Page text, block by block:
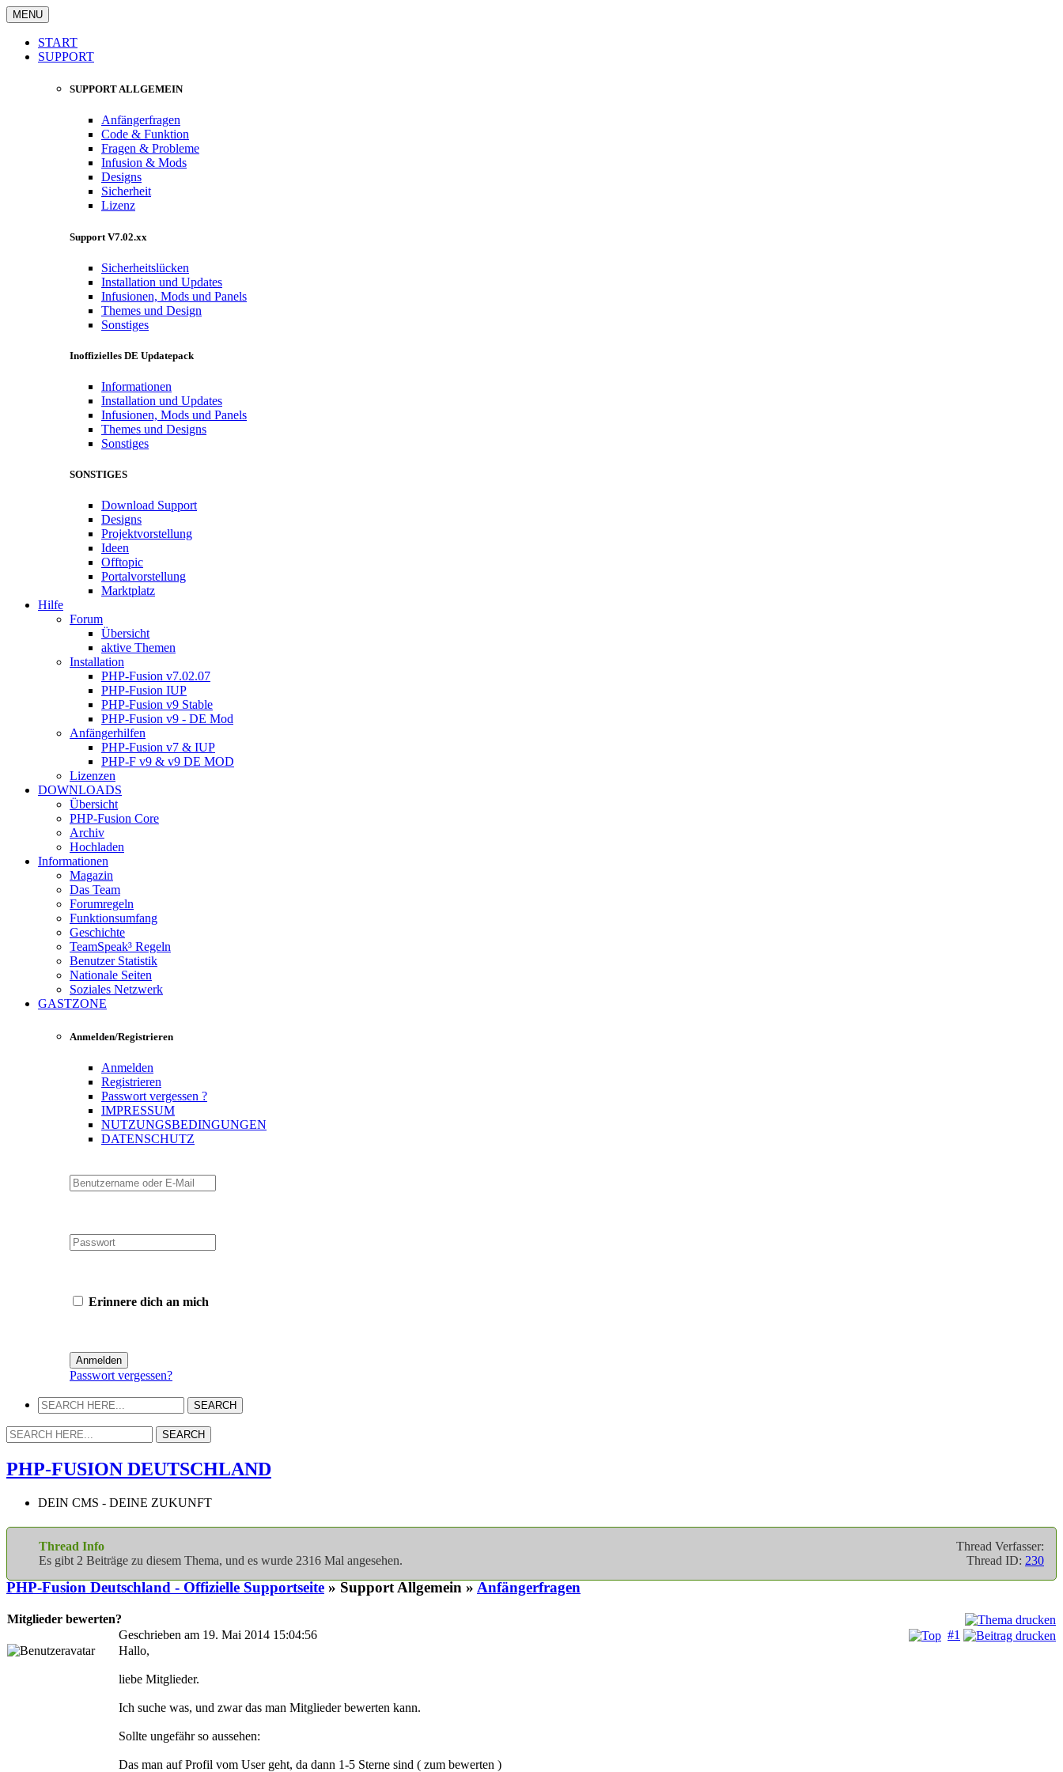
MENU
START
SUPPORT
SUPPORT ALLGEMEIN
Anfängerfragen
Code & Funktion
Fragen & Probleme
Infusion & Mods
Designs
Sicherheit
Lizenz
Support V7.02.xx
Sicherheitslücken
Installation und Updates
Infusionen, Mods und Panels
Themes und Design
Sonstiges
Inoffizielles DE Updatepack
Informationen
Installation und Updates
Infusionen, Mods und Panels
Themes und Designs
Sonstiges
SONSTIGES
Download Support
Designs
Projektvorstellung
Ideen
Offtopic
Portalvorstellung
Marktplatz
Hilfe
Forum
Übersicht
aktive Themen
Installation
PHP-Fusion v7.02.07
PHP-Fusion IUP
PHP-Fusion v9 Stable
PHP-Fusion v9 - DE Mod
Anfängerhilfen
PHP-Fusion v7 & IUP
PHP-F v9 & v9 DE MOD
Lizenzen
DOWNLOADS
Übersicht
PHP-Fusion Core
Archiv
Hochladen
Informationen
Magazin
Das Team
Forumregeln
Funktionsumfang
Geschichte
TeamSpeak³ Regeln
Benutzer Statistik
Nationale Seiten
Soziales Netzwerk
GASTZONE
Anmelden/Registrieren
Anmelden
Registrieren
Passwort vergessen ?
IMPRESSUM
NUTZUNGSBEDINGUNGEN
DATENSCHUTZ
Erinnere dich an mich
Passwort vergessen?
PHP-FUSION DEUTSCHLAND
DEIN CMS - DEINE ZUKUNFT
Thread Verfasser:
Thread ID: 230
Thread Info
Es gibt 2 Beiträge zu diesem Thema, und es wurde 2316 Mal angesehen.
PHP-Fusion Deutschland - Offizielle Supportseite » Support Allgemein » Anfängerfragen
Mitglieder bewerten?
#1
Geschrieben am 19. Mai 2014 15:04:56
Hallo,
liebe Mitglieder.
Ich suche was, und zwar das man Mitglieder bewerten kann.
Sollte ungefähr so aussehen:
Das man auf Profil vom User geht, da dann 1-5 Sterne sind ( zum bewerten )